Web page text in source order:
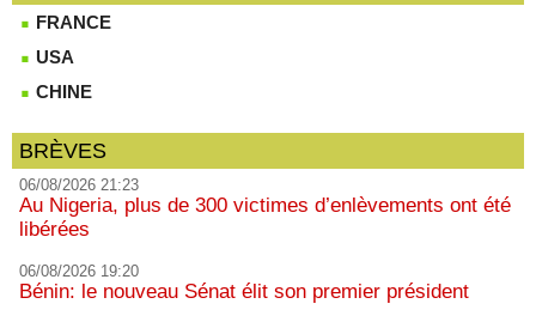
FRANCE
USA
CHINE
BRÈVES
06/08/2026 21:23
Au Nigeria, plus de 300 victimes d’enlèvements ont été
libérées
06/08/2026 19:20
Bénin: le nouveau Sénat élit son premier président